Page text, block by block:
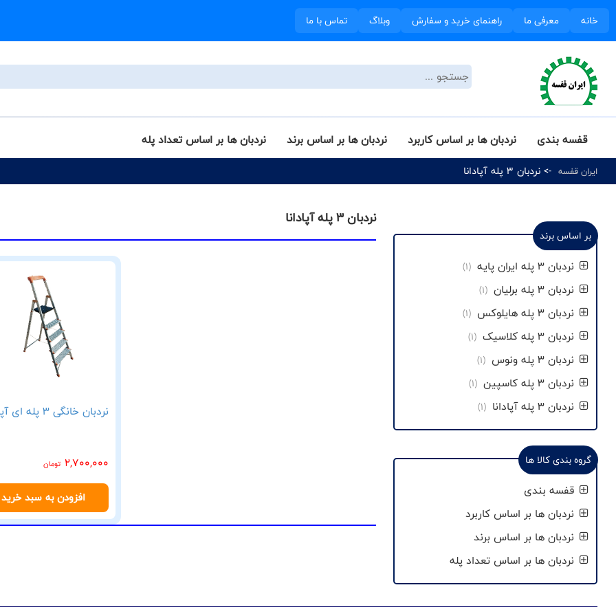
خانه معرفی ما راهنمای خرید و سفارش وبلاگ تماس با ما
قفسه بندی نردبان ها بر اساس کاربرد نردبان ها بر اساس برند نردبان ها بر اساس تعداد پله
ایران قفسه -> نردبان 3 پله آپادانا
نردبان 3 پله آپادانا
نردبان خانگی 3 پله ای آپادانا
2,700,000 تومان
افزودن به سبد خرید
بر اساس برند
نردبان 3 پله ایران پایه (1)
نردبان 3 پله برلیان (1)
نردبان 3 پله هایلوکس (1)
نردبان 3 پله کلاسیک (1)
نردبان 3 پله ونوس (1)
نردبان 3 پله کاسپین (1)
نردبان 3 پله آپادانا (1)
گروه بندی کالا ها
قفسه بندی
نردبان ها بر اساس کاربرد
نردبان ها بر اساس برند
نردبان ها بر اساس تعداد پله